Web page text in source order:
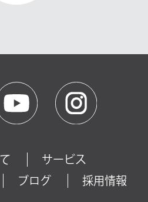
サービス
ブログ 採用情報